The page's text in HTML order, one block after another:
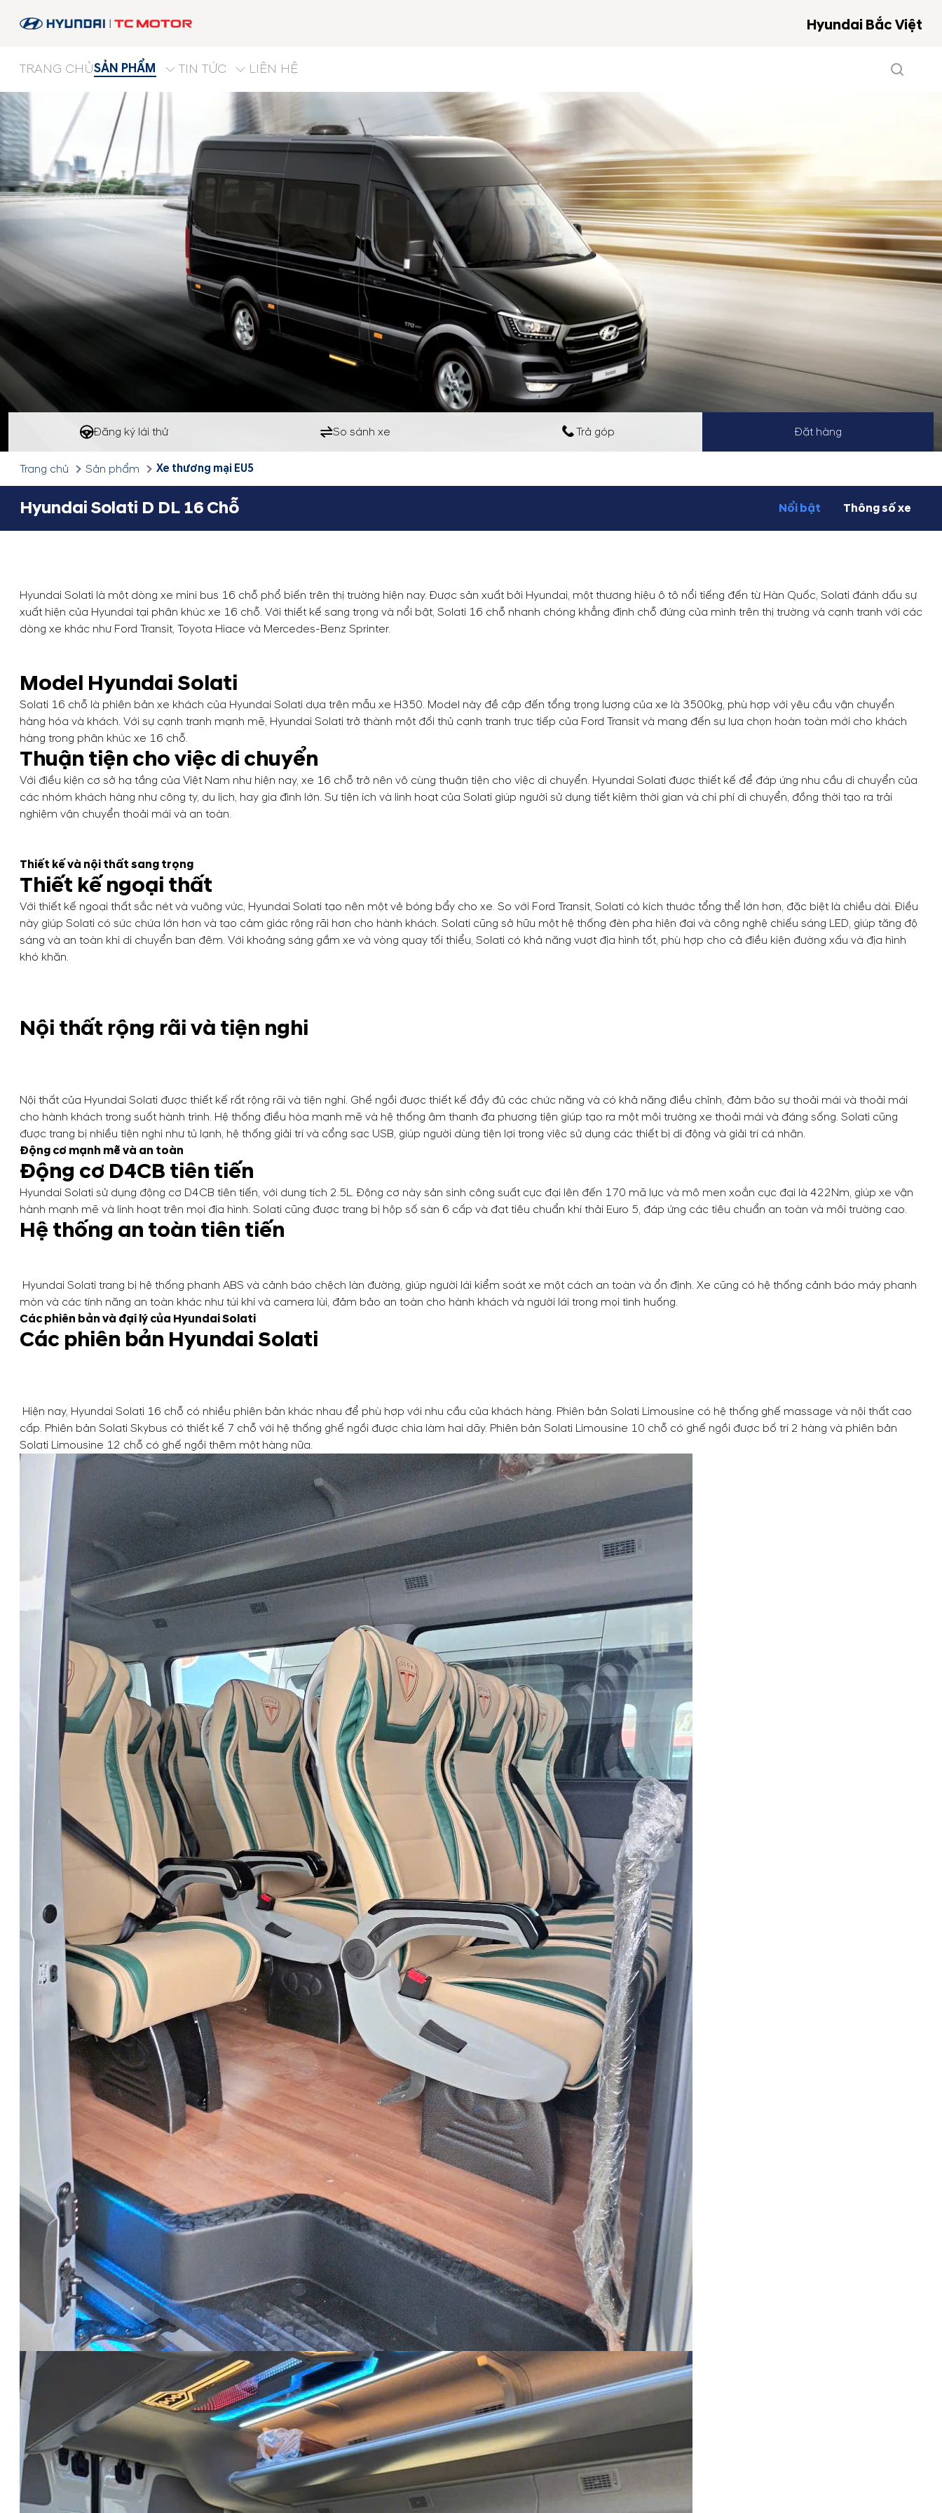
Hyundai Bắc Việt
TRANG CHỦSẢN PHẨM TIN TỨC LIÊN HỆ
Đăng ký lái thử So sánh xe Trả góp Đặt hàng
Trang chủ Sản phẩm Xe thương mại EU5
Hyundai Solati D DL 16 Chỗ Nổi bật Thông số xe
Hyundai Solati là một dòng xe mini bus 16 chỗ phổ biến trên thị trường hiện nay. Được sản xuất bởi Hyundai, một thương hiệu ô tô nổi tiếng đến từ Hàn Quốc, Solati đánh dấu sự
xuất hiện của Hyundai tại phân khúc xe 16 chỗ. Với thiết kế sang trọng và nổi bật, Solati 16 chỗ nhanh chóng khẳng định chỗ đứng của mình trên thị trường và cạnh tranh với các
dòng xe khác như Ford Transit, Toyota Hiace và Mercedes-Benz Sprinter.
Model Hyundai Solati
Solati 16 chỗ là phiên bản xe khách của Hyundai Solati dựa trên mẫu xe H350. Model này đề cập đến tổng trọng lượng của xe là 3500kg, phù hợp với yêu cầu vận chuyển
hàng hóa và khách. Với sự cạnh tranh mạnh mẽ, Hyundai Solati trở thành một đối thủ cạnh tranh trực tiếp của Ford Transit và mang đến sự lựa chọn hoàn toàn mới cho khách
hàng trong phân khúc xe 16 chỗ.
Thuận tiện cho việc di chuyển
Với điều kiện cơ sở hạ tầng của Việt Nam như hiện nay, xe 16 chỗ trở nên vô cùng thuận tiện cho việc di chuyển. Hyundai Solati được thiết kế để đáp ứng nhu cầu di chuyển của
các nhóm khách hàng như công ty, du lịch, hay gia đình lớn. Sự tiện ích và linh hoạt của Solati giúp người sử dụng tiết kiệm thời gian và chi phí di chuyển, đồng thời tạo ra trải
nghiệm vận chuyển thoải mái và an toàn.
Thiết kế và nội thất sang trọng
Thiết kế ngoại thất
Với thiết kế ngoại thất sắc nét và vuông vức, Hyundai Solati tạo nên một vẻ bóng bẩy cho xe. So với Ford Transit, Solati có kích thước tổng thể lớn hơn, đặc biệt là chiều dài. Điều
này giúp Solati có sức chứa lớn hơn và tạo cảm giác rộng rãi hơn cho hành khách. Solati cũng sở hữu một hệ thống đèn pha hiện đại và công nghệ chiếu sáng LED, giúp tăng độ
sáng và an toàn khi di chuyển ban đêm. Với khoảng sáng gầm xe và vòng quay tối thiểu, Solati có khả năng vượt địa hình tốt, phù hợp cho cả điều kiện đường xấu và địa hình
khó khăn.
Nội thất rộng rãi và tiện nghi
Nội thất của Hyundai Solati được thiết kế rất rộng rãi và tiện nghi. Ghế ngồi được thiết kế đầy đủ các chức năng và có khả năng điều chỉnh, đảm bảo sự thoải mái và thoải mái
cho hành khách trong suốt hành trình. Hệ thống điều hòa mạnh mẽ và hệ thống âm thanh đa phương tiện giúp tạo ra một môi trường xe thoải mái và đáng sống. Solati cũng
được trang bị nhiều tiện nghi như tủ lạnh, hệ thống giải trí và cổng sạc USB, giúp người dùng tiện lợi trong việc sử dụng các thiết bị di động và giải trí cá nhân.
Động cơ mạnh mẽ và an toàn
Động cơ D4CB tiên tiến
Hyundai Solati sử dụng động cơ D4CB tiên tiến, với dung tích 2.5L. Động cơ này sản sinh công suất cực đại lên đến 170 mã lực và mô men xoắn cực đại là 422Nm, giúp xe vận
hành mạnh mẽ và linh hoạt trên mọi địa hình. Solati cũng được trang bị hộp số sàn 6 cấp và đạt tiêu chuẩn khí thải Euro 5, đáp ứng các tiêu chuẩn an toàn và môi trường cao.
Hệ thống an toàn tiên tiến
Hyundai Solati trang bị hệ thống phanh ABS và cảnh báo chệch làn đường, giúp người lái kiểm soát xe một cách an toàn và ổn định. Xe cũng có hệ thống cảnh báo máy phanh
mòn và các tính năng an toàn khác như túi khí và camera lùi, đảm bảo an toàn cho hành khách và người lái trong mọi tình huống.
Các phiên bản và đại lý của Hyundai Solati
Các phiên bản Hyundai Solati
Hiện nay, Hyundai Solati 16 chỗ có nhiều phiên bản khác nhau để phù hợp với nhu cầu của khách hàng. Phiên bản Solati Limousine có hệ thống ghế massage và nội thất cao
cấp. Phiên bản Solati Skybus có thiết kế 7 chỗ với hệ thống ghế ngồi được chia làm hai dãy. Phiên bản Solati Limousine 10 chỗ có ghế ngồi được bố trí 2 hàng và phiên bản
Solati Limousine 12 chỗ có ghế ngồi thêm một hàng nữa.